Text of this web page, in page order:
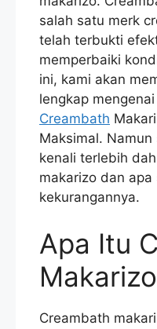
salah satu merk
telah terbukti
memperbaiki
ini, kami akan
lengkap
Creambath
Maksimal.
kenali terlebih
makarizo dan
kekurangannya.
Apa Itu
Creambath